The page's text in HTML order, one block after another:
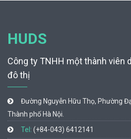
HUDS
Công ty TNHH một thành viên
đô thị
Đường Nguyễn Hữu Thọ, Phường
Thành phố Hà Nội.
Tel: (+84-043) 6412141